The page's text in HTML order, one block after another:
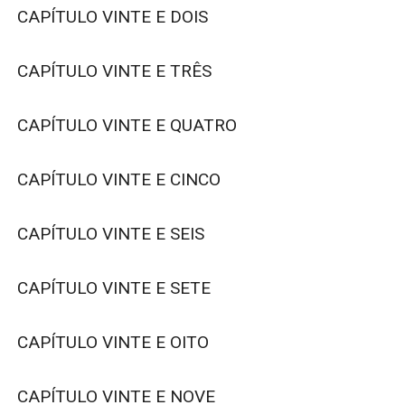
CAPÍTULO VINTE E DOIS
CAPÍTULO VINTE E TRÊS
CAPÍTULO VINTE E QUATRO
CAPÍTULO VINTE E CINCO
CAPÍTULO VINTE E SEIS
CAPÍTULO VINTE E SETE
CAPÍTULO VINTE E OITO
CAPÍTULO VINTE E NOVE